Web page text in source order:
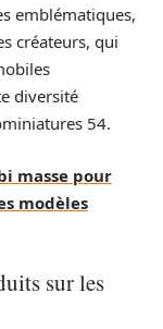
emblématiques,
créateurs, qui
diversité
54.
masse pour
modèles
sur les